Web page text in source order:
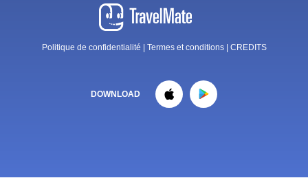
Politique de confidentialité Termes et conditions CREDITS
DOWNLOAD